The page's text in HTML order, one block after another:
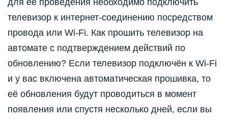
телевизор к интернет-соединению посредством
провода или Wi-Fi. Как прошить телевизор на
автомате с подтверждением действий по
обновлению? Если телевизор подключён к Wi-Fi
и у вас включена автоматическая прошивка, то
её обновления будут проводиться в момент
появления или спустя несколько дней, если вы